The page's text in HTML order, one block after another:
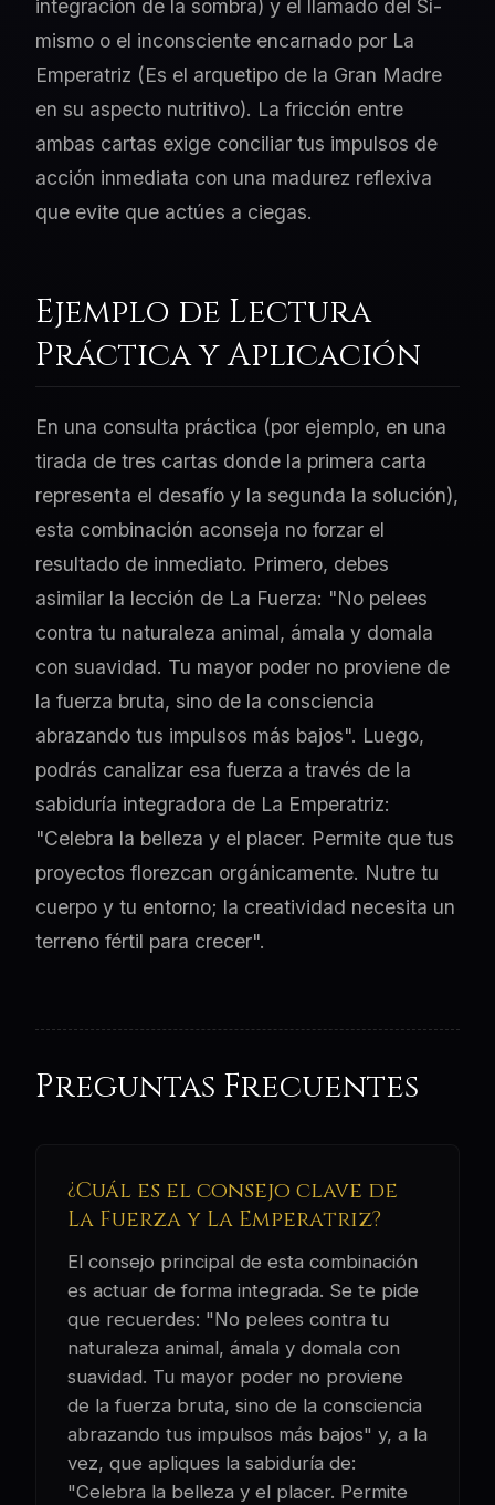
integración de la sombra) y el llamado del Sí-
mismo o el inconsciente encarnado por La
Emperatriz (Es el arquetipo de la Gran Madre
en su aspecto nutritivo). La fricción entre
ambas cartas exige conciliar tus impulsos de
acción inmediata con una madurez reflexiva
que evite que actúes a ciegas.
Ejemplo de Lectura
Práctica y Aplicación
En una consulta práctica (por ejemplo, en una
tirada de tres cartas donde la primera carta
representa el desafío y la segunda la solución),
esta combinación aconseja no forzar el
resultado de inmediato. Primero, debes
asimilar la lección de La Fuerza: "No pelees
contra tu naturaleza animal, ámala y domala
con suavidad. Tu mayor poder no proviene de
la fuerza bruta, sino de la consciencia
abrazando tus impulsos más bajos". Luego,
podrás canalizar esa fuerza a través de la
sabiduría integradora de La Emperatriz:
"Celebra la belleza y el placer. Permite que tus
proyectos florezcan orgánicamente. Nutre tu
cuerpo y tu entorno; la creatividad necesita un
terreno fértil para crecer".
Preguntas Frecuentes
¿Cuál es el consejo clave de
La Fuerza y La Emperatriz?
El consejo principal de esta combinación
es actuar de forma integrada. Se te pide
que recuerdes: "No pelees contra tu
naturaleza animal, ámala y domala con
suavidad. Tu mayor poder no proviene
de la fuerza bruta, sino de la consciencia
abrazando tus impulsos más bajos" y, a la
vez, que apliques la sabiduría de:
"Celebra la belleza y el placer. Permite